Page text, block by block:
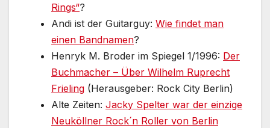
Rings“?
Andi ist der Guitarguy: Wie findet man
einen Bandnamen?
Henryk M. Broder im Spiegel 1/1996: Der
Buchmacher – Über Wilhelm Ruprecht
Frieling (Herausgeber: Rock City Berlin)
Alte Zeiten: Jacky Spelter war der einzige
Neuköllner Rock´n Roller von Berlin